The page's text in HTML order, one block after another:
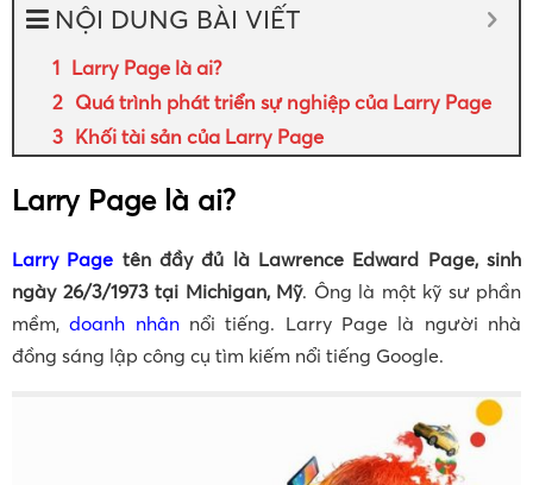
NỘI DUNG BÀI VIẾT
Larry Page là ai?
Quá trình phát triển sự nghiệp của Larry Page
Khối tài sản của Larry Page
Larry Page là ai?
Larry Page tên đầy đủ là Lawrence Edward Page, sinh
ngày 26/3/1973 tại Michigan, Mỹ. Ông là một kỹ sư phần
mềm, doanh nhân nổi tiếng. Larry Page là người nhà
đồng sáng lập công cụ tìm kiếm nổi tiếng Google.